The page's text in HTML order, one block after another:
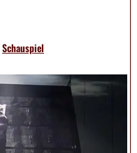
Schauspiel